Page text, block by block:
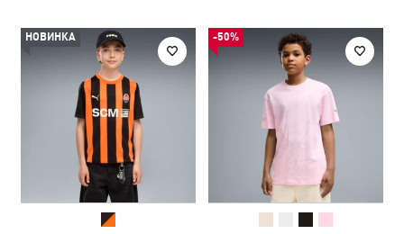
НОВИНКА -50%